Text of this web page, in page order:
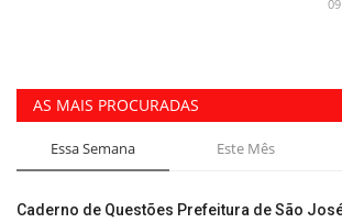
AS MAIS PROCURADAS
Essa Semana Este Mês
Caderno de Questões Prefeitura de São